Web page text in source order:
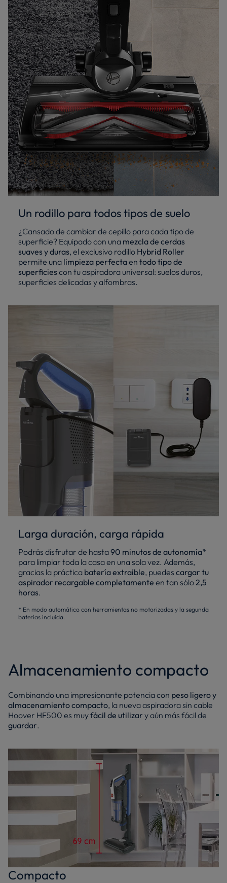
Un rodillo para todos tipos de suelo
¿Cansado de cambiar de cepillo para cada tipo de
superficie? Equipado con una mezcla de cerdas
suaves y duras, el exclusivo rodillo Hybrid Roller
permite una limpieza perfectaen todo tipo de
superficiescon tu aspiradora universal: suelos duros,
superficies delicadas y alfombras.
Larga duración, carga rápida
Podrás disfrutar de hasta90 minutos de autonomía*
para limpiar toda la casa en una sola vez. Además,
gracias la práctica batería extraíble, puedes cargar tu
aspirador recargable completamente en tan sólo 2,5
horas.
* En modo automático con herramientas no motorizadas y la segunda
baterías incluida.
Almacenamiento compacto
Combinando una impresionante potencia con peso ligero y
almacenamiento compacto, la nueva aspiradora sin cable
Hoover HF500 es muyfácil de utilizar y aún más fácil de
guardar.
Compacto